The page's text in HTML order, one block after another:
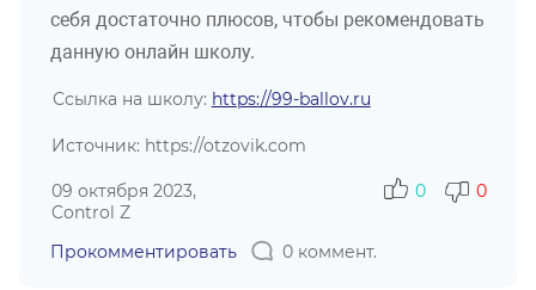
себя достаточно плюсов, чтобы рекомендовать
данную онлайн школу.
Ссылка на школу: https://99-ballov.ru
Источник: https://otzovik.com
09 октября 2023,
Control Z
Прокомментировать
0 коммент.
0
0